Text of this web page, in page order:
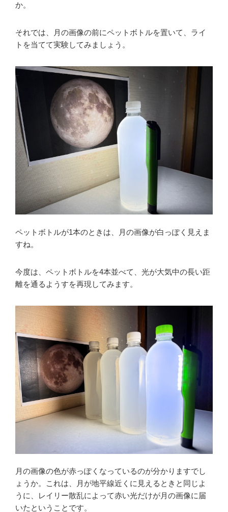
か。
それでは、月の画像の前にペットボトルを置いて、ライ
トを当てて実験してみましょう。
ペットボトルが1本のときは、月の画像が白っぽく見えま
すね。
今度は、ペットボトルを4本並べて、光が大気中の長い距
離を通るようすを再現してみます。
月の画像の色が赤っぽくなっているのが分かりますでし
ょうか。これは、月が地平線近くに見えるときと同じよ
うに、レイリー散乱によって赤い光だけが月の画像に届
いたということです。